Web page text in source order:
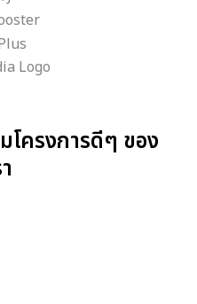
ครงการดีๆ ของ